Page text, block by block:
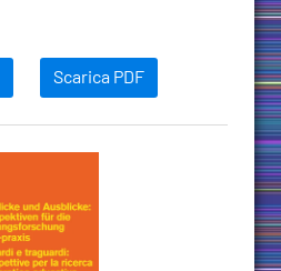
Scarica PDF